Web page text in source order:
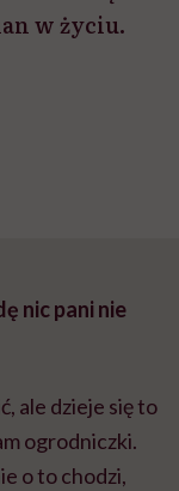
w życiu.
nic pani nie
ale dzieje się to
ogrodniczki.
o to chodzi,